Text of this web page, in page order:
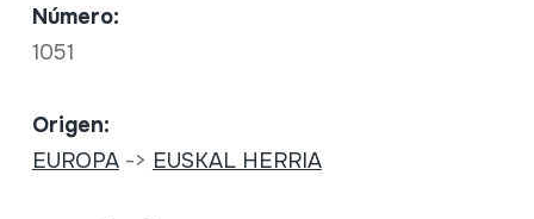
Número:
1051
Origen:
EUROPA-> EUSKAL HERRIA